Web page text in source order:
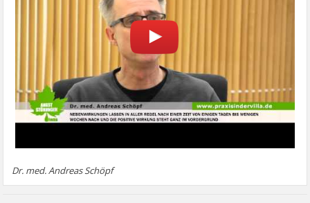
Dr. med. Andreas Schöpf